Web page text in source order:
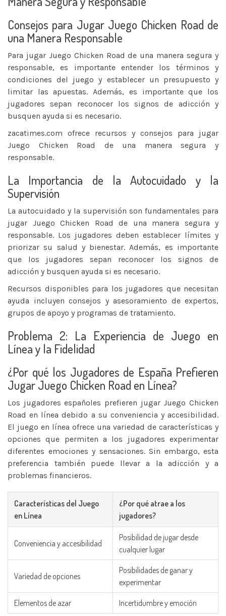
Consejos para Jugar Juego Chicken Road de
una Manera Responsable
Para jugar Juego Chicken Road de una manera segura y
responsable, es importante entender los términos y
condiciones del juego y establecer un presupuesto y
limitar las apuestas. Además, es importante que los
jugadores sepan reconocer los signos de adicción y
busquen ayuda si es necesario.
zacatimes.com ofrece recursos y consejos para jugar
Juego Chicken Road de una manera segura y
responsable.
La Importancia de la Autocuidado y la
Supervisión
La autocuidado y la supervisión son fundamentales para
jugar Juego Chicken Road de una manera segura y
responsable. Los jugadores deben establecer límites y
priorizar su salud y bienestar. Además, es importante
que los jugadores sepan reconocer los signos de
adicción y busquen ayuda si es necesario.
Recursos disponibles para los jugadores que necesitan
ayuda incluyen consejos y asesoramiento de expertos,
grupos de apoyo y programas de tratamiento.
Problema 2: La Experiencia de Juego en
Línea y la Fidelidad
¿Por qué los Jugadores de España Prefieren
Jugar Juego Chicken Road en Línea?
Los jugadores españoles prefieren jugar Juego Chicken
Road en línea debido a su conveniencia y accesibilidad.
El juego en línea ofrece una variedad de características y
opciones que permiten a los jugadores experimentar
diferentes emociones y sensaciones. Sin embargo, esta
preferencia también puede llevar a la adicción y a
problemas financieros.
Características del Juego
en Línea
¿Por qué atrae a los
jugadores?
Conveniencia y accesibilidad
Posibilidad de jugar desde
cualquier lugar
Variedad de opciones
Posibilidades de ganar y
experimentar
Elementos de azar Incertidumbre y emoción